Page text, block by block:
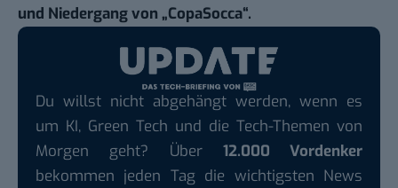
und Niedergang von „CopaSocca“.
Du willst nicht abgehängt werden, wenn es
um KI, Green Tech und die Tech-Themen von
Morgen geht? Über 12.000 Vordenker
bekommen jeden Tag die wichtigsten News